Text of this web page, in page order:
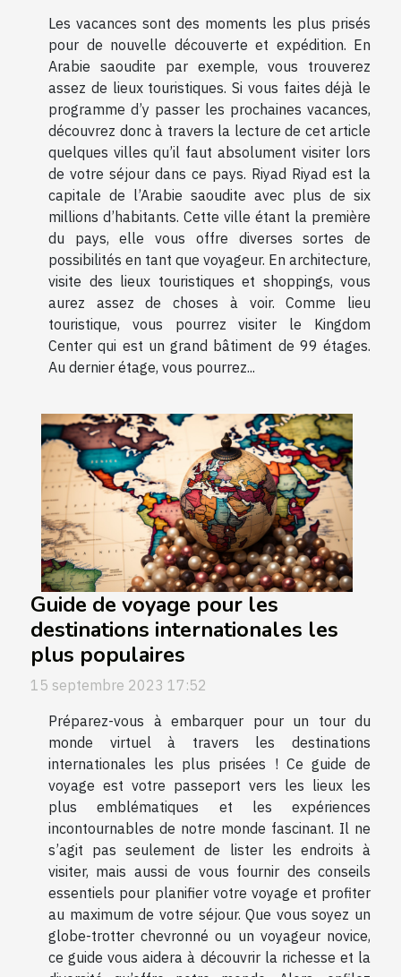
Les vacances sont des moments les plus prisés
pour de nouvelle découverte et expédition. En
Arabie saoudite par exemple, vous trouverez
assez de lieux touristiques. Si vous faites déjà le
programme d’y passer les prochaines vacances,
découvrez donc à travers la lecture de cet article
quelques villes qu’il faut absolument visiter lors
de votre séjour dans ce pays. Riyad Riyad est la
capitale de l’Arabie saoudite avec plus de six
millions d’habitants. Cette ville étant la première
du pays, elle vous offre diverses sortes de
possibilités en tant que voyageur. En architecture,
visite des lieux touristiques et shoppings, vous
aurez assez de choses à voir. Comme lieu
touristique, vous pourrez visiter le Kingdom
Center qui est un grand bâtiment de 99 étages.
Au dernier étage, vous pourrez...
Guide de voyage pour les
destinations internationales les
plus populaires
15 septembre 2023 17:52
Préparez-vous à embarquer pour un tour du
monde virtuel à travers les destinations
internationales les plus prisées ! Ce guide de
voyage est votre passeport vers les lieux les
plus emblématiques et les expériences
incontournables de notre monde fascinant. Il ne
s’agit pas seulement de lister les endroits à
visiter, mais aussi de vous fournir des conseils
essentiels pour planifier votre voyage et profiter
au maximum de votre séjour. Que vous soyez un
globe-trotter chevronné ou un voyageur novice,
ce guide vous aidera à découvrir la richesse et la